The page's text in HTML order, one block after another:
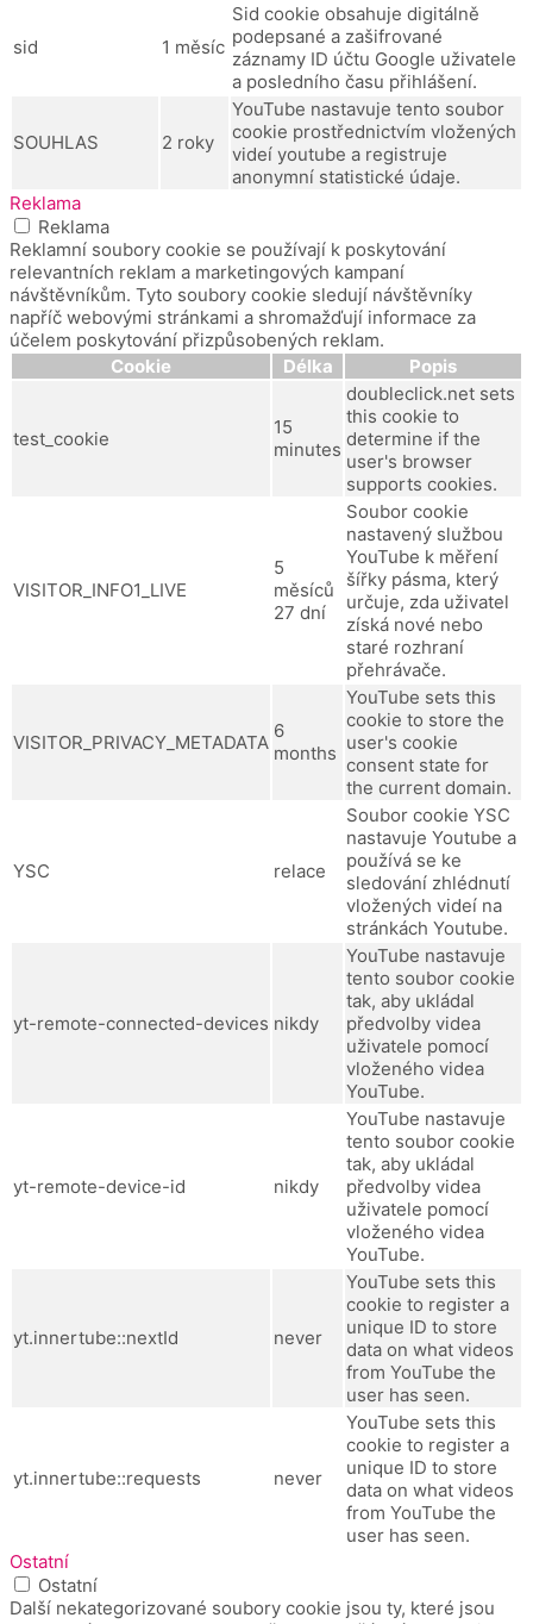
sid 1 měsíc
Sid cookie obsahuje digitálně
podepsané a zašifrované
záznamy ID účtu Google uživatele
a posledního času přihlášení.
SOUHLAS 2 roky
YouTube nastavuje tento soubor
cookie prostřednictvím vložených
videí youtube a registruje
anonymní statistické údaje.
Reklama
Reklama
Reklamní soubory cookie se používají k poskytování
relevantních reklam a marketingových kampaní
návštěvníkům. Tyto soubory cookie sledují návštěvníky
napříč webovými stránkami a shromažďují informace za
účelem poskytování přizpůsobených reklam.
Cookie
Délka Popis
test_cookie
15
minutes
doubleclick.net sets
this cookie to
determine if the
user's browser
supports cookies.
VISITOR_INFO1_LIVE
5
měsíců
27 dní
Soubor cookie
nastavený službou
YouTube k měření
šířky pásma, který
určuje, zda uživatel
získá nové nebo
staré rozhraní
přehrávače.
VISITOR_PRIVACY_METADATA
6
months
YouTube sets this
cookie to store the
user's cookie
consent state for
the current domain.
YSC relace
Soubor cookie YSC
nastavuje Youtube a
používá se ke
sledování zhlédnutí
vložených videí na
stránkách Youtube.
yt-remote-connected-devices nikdy
YouTube nastavuje
tento soubor cookie
tak, aby ukládal
předvolby videa
uživatele pomocí
vloženého videa
YouTube.
yt-remote-device-id nikdy
YouTube nastavuje
tento soubor cookie
tak, aby ukládal
předvolby videa
uživatele pomocí
vloženého videa
YouTube.
yt.innertube::nextId never
YouTube sets this
cookie to register a
unique ID to store
data on what videos
from YouTube the
user has seen.
yt.innertube::requests never
YouTube sets this
cookie to register a
unique ID to store
data on what videos
from YouTube the
user has seen.
Ostatní
Ostatní
Další nekategorizované soubory cookie jsou ty, které jsou